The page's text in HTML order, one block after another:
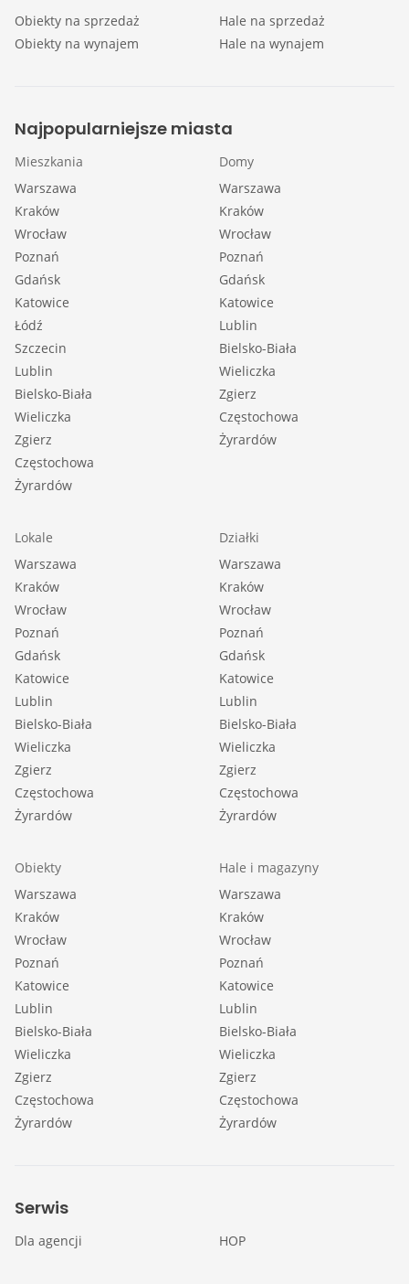
Obiekty na sprzedaż
Obiekty na wynajem
Hale na sprzedaż
Hale na wynajem
Najpopularniejsze miasta
Mieszkania
Warszawa
Kraków
Wrocław
Poznań
Gdańsk
Katowice
Łódź
Szczecin
Lublin
Bielsko-Biała
Wieliczka
Zgierz
Częstochowa
Żyrardów
Domy
Warszawa
Kraków
Wrocław
Poznań
Gdańsk
Katowice
Lublin
Bielsko-Biała
Wieliczka
Zgierz
Częstochowa
Żyrardów
Lokale
Warszawa
Kraków
Wrocław
Poznań
Gdańsk
Katowice
Lublin
Bielsko-Biała
Wieliczka
Zgierz
Częstochowa
Żyrardów
Działki
Warszawa
Kraków
Wrocław
Poznań
Gdańsk
Katowice
Lublin
Bielsko-Biała
Wieliczka
Zgierz
Częstochowa
Żyrardów
Obiekty
Warszawa
Kraków
Wrocław
Poznań
Katowice
Lublin
Bielsko-Biała
Wieliczka
Zgierz
Częstochowa
Żyrardów
Hale i magazyny
Warszawa
Kraków
Wrocław
Poznań
Katowice
Lublin
Bielsko-Biała
Wieliczka
Zgierz
Częstochowa
Żyrardów
Serwis
Dla agencji HOP